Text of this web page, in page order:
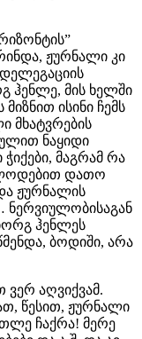
ჟურნალი კი
ჰენლე, მის ხელში
ისინი ჩემს
მხატვრების
ნაყიდი
მაგრამ რა
დათო
ჟურნალის
ნერვიულობისაგან
ჰენლეს
ბოდიში, არა
აღვიქვამ.
წესით, ჟურნალი
ჩაქრა! მერე